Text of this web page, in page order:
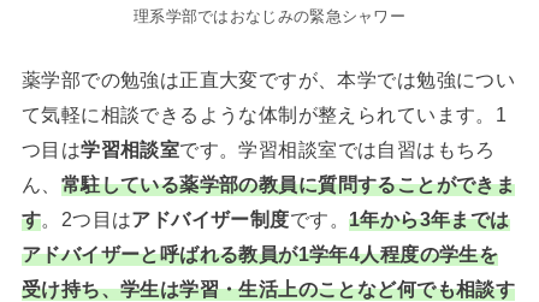
理系学部ではおなじみの緊急シャワー
薬学部での勉強は正直大変ですが、本学では勉強につい
て気軽に相談できるような体制が整えられています。1
つ目は学習相談室です。学習相談室では自習はもちろ
ん、 常駐している薬学部の教員に質問することができま
す。2つ目はアドバイザー制度です。 1年から3年までは
アドバイザーと呼ばれる教員が1学年4人程度の学生を
受け持ち、学生は学習・生活上のことなど何でも相談す